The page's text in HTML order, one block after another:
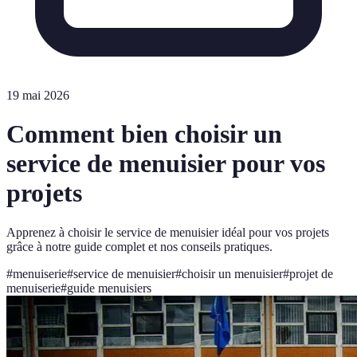
19 mai 2026
Comment bien choisir un
service de menuisier pour vos
projets
Apprenez à choisir le service de menuisier idéal pour vos projets
grâce à notre guide complet et nos conseils pratiques.
#menuiserie#service de menuisier#choisir un menuisier#projet de
menuiserie#guide menuisiers